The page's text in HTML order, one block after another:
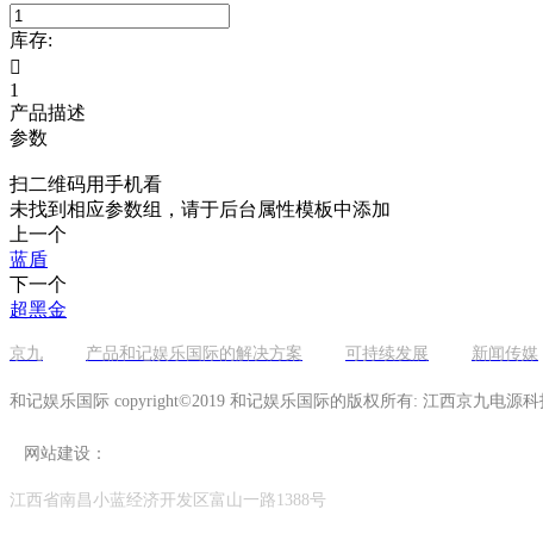
库存:

1
产品描述
参数
扫二维码用手机看
未找到相应参数组，请于后台属性模板中添加
上一个
蓝盾
下一个
超黑金
京九 产品和记娱乐国际的解决方案 可持续发展 新闻传媒
和记娱乐国际 copyright©2019 和记娱乐国际的版权所有: 江西京九电源科
网站建设：
江西省南昌小蓝经济开发区富山一路1388号